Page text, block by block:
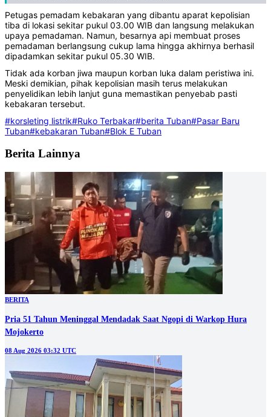
Petugas pemadam kebakaran yang dibantu aparat kepolisian
tiba di lokasi sekitar pukul 03.00 WIB dan langsung melakukan
upaya pemadaman. Namun, besarnya api membuat proses
pemadaman berlangsung cukup lama hingga akhirnya berhasil
dipadamkan sekitar pukul 05.30 WIB.
Tidak ada korban jiwa maupun korban luka dalam peristiwa ini.
Meski demikian, pihak kepolisian masih terus melakukan
penyelidikan lebih lanjut guna memastikan penyebab pasti
kebakaran tersebut.
#korsleting listrik#Ruko Terbakar#berita Tuban#Pasar Baru
Tuban#kebakaran Tuban#Blok E Tuban
Berita Lainnya
BERITA
Pria 51 Tahun Meninggal Mendadak Saat Ngopi di Warkop Hura
Mojokerto
08 Aug 2026 03:32 UTC